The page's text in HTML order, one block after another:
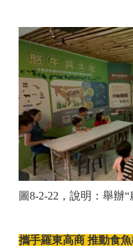
圖8-2-22 ，說明：舉辦
攜手羅東高商 推動食